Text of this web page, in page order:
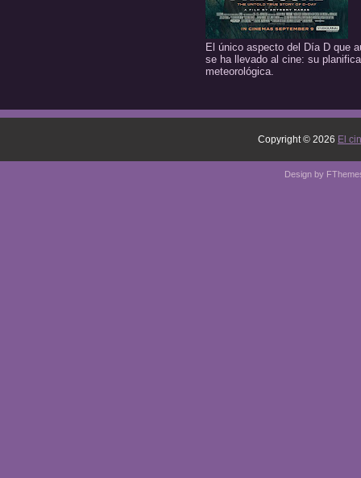
El único aspecto del Día D que
se ha llevado al cine: su
meteorológica.
Copyright © 2026 El
Design by